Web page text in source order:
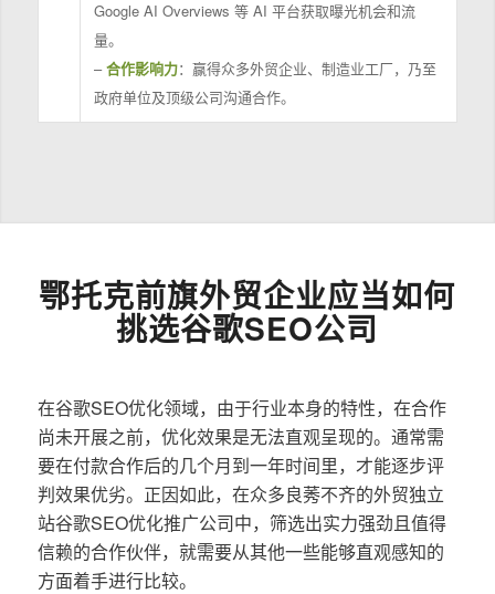
Google AI Overviews 等 AI 平台获取曝光机会和流
量。
–合作影响力：赢得众多外贸企业、制造业工厂，乃至
政府单位及顶级公司沟通合作。
鄂托克前旗外贸企业应当如何
挑选谷歌SEO公司
在谷歌SEO优化领域，由于行业本身的特性，在合作
尚未开展之前，优化效果是无法直观呈现的。通常需
要在付款合作后的几个月到一年时间里，才能逐步评
判效果优劣。正因如此，在众多良莠不齐的外贸独立
站谷歌SEO优化推广公司中，筛选出实力强劲且值得
信赖的合作伙伴，就需要从其他一些能够直观感知的
方面着手进行比较。